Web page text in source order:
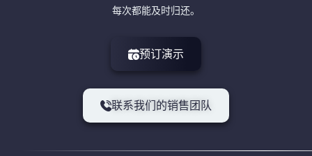
每次都能及时归还。
预订演示
联系我们的销售团队